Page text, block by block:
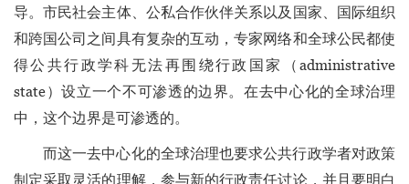
导。市民社会主体、公私合作伙伴关系以及国家、国际组织
和跨国公司之间具有复杂的互动，专家网络和全球公民都使
得公共行政学科无法再围绕行政国家（administrative
state）设立一个不可渗透的边界。在去中心化的全球治理
中，这个边界是可渗透的。
而这一去中心化的全球治理也要求公共行政学者对政策
制定采取灵活的理解，参与新的行政责任讨论，并且要明白